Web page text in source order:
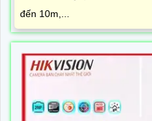
đến 10m,...